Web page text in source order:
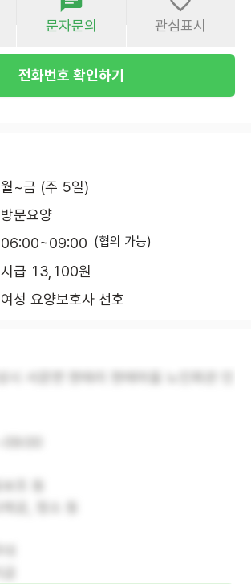
문자문의 관심표시
전화번호 확인하기
월~금 (주 5일)
방문요양
06:00~09:00 (협의 가능)
시급 13,100원
여성 요양보호사 선호